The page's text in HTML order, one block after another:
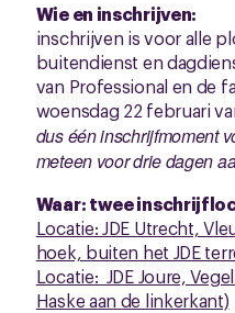
Wie en inschrijven:
inschrijven is voor alle
buitendienst en
van Professional en de
woensdag 22 februari
dus één inschrijfmoment
meteen voor drie dagen
Waar: twee
Locatie: JDE Utrecht,
hoek, buiten het JDE
Locatie: JDE Joure,
Haske aan de linkerkant)